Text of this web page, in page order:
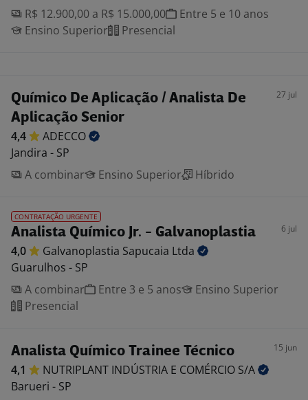
R$ 12.900,00 a R$ 15.000,00
Entre 5 e 10 anos
Ensino Superior
Presencial
Químico De Aplicação / Analista De
Aplicação Senior
27 jul
4,4
ADECCO
Jandira - SP
A combinar
Ensino Superior Híbrido
CONTRATAÇÃO URGENTE
Analista Químico Jr. - Galvanoplastia 6 jul
4,0 Galvanoplastia Sapucaia Ltda
Guarulhos - SP
A combinar
Entre 3 e 5 anos
Ensino Superior
Presencial
Analista Químico Trainee Técnico 15 jun
4,1 NUTRIPLANT INDÚSTRIA E COMÉRCIO S/A
Barueri - SP